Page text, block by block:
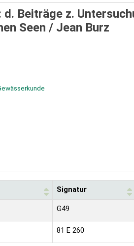
Beiträge z.
Seen / Jean Burz
Signatur
G49
81 E 260